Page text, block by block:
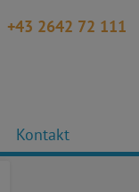
+43 2642 72 111
Kontakt